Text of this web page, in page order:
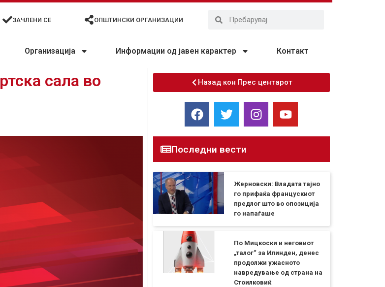
ЗАЧЛЕНИ СЕ ОПШТИНСКИ ОРГАНИЗАЦИИ
Организација Информации од јавен карактер Контакт
сала во
Назад кон Прес центарот
Последни вести
Жерновски: Владата тајно
го прифаќа францускиот
предлог што во опозиција
го напаѓаше
По Мицкоски и неговиот
„талог“ за Илинден, денес
продолжи ужасното
навредување од страна на
Стоилковиќ